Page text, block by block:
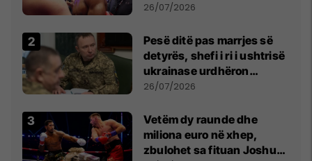
26/07/2026
Pesë ditë pas marrjes së
detyrës, shefi i ri i ushtrisë
ukrainase urdhëron
kontroll të madh
26/07/2026
Vetëm dy raunde dhe
miliona euro në xhep,
zbulohet sa fituan Joshua